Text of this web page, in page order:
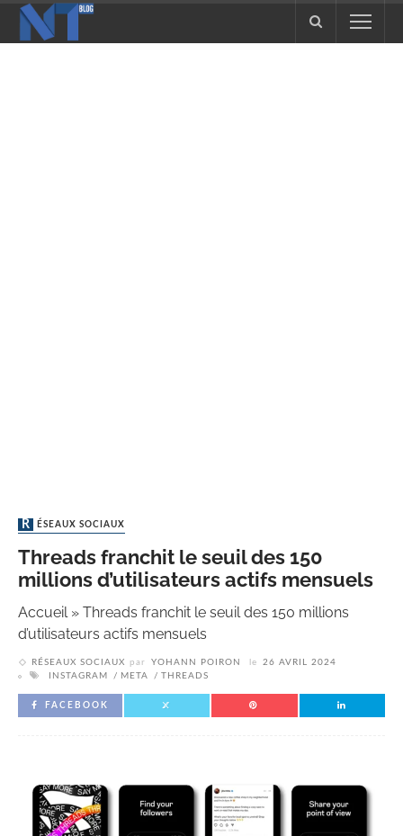
RÉSEAUX SOCIAUX
Threads franchit le seuil des 150
millions d’utilisateurs actifs mensuels
Accueil» Threads franchit le seuil des 150 millions
d’utilisateurs actifs mensuels
RÉSEAUX SOCIAUX par YOHANN POIRON le
26 AVRIL 2024
INSTAGRAM
META THREADS
FACEBOOK